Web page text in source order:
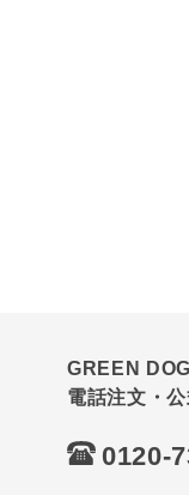
GREEN
電話注文・
0120-